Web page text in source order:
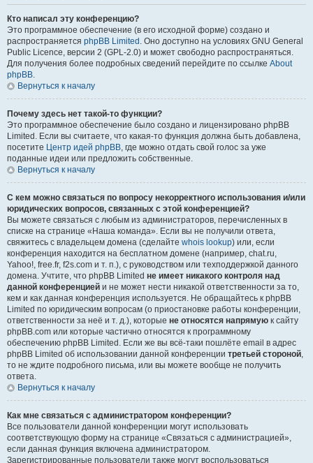
Кто написал эту конференцию?
Это программное обеспечение (в его исходной форме) создано и
распространяется phpBB Limited . Оно доступно на условиях GNU General
Public Licence, версии 2 (GPL-2.0) и может свободно распространяться.
Для получения более подробных сведений перейдите по ссылке About
phpBB.
Вернуться к началу
Почему здесь нет такой-то функции?
Это программное обеспечение было создано и лицензировано phpBB
Limited. Если вы считаете, что какая-то функция должна быть добавлена,
посетите Центр идей phpBB, где можно отдать свой голос за уже
поданные идеи или предложить собственные.
Вернуться к началу
С кем можно связаться по вопросу некорректного использования и/или
юридических вопросов, связанных с этой конференцией?
Вы можете связаться с любым из администраторов, перечисленных в
списке на странице «Наша команда». Если вы не получили ответа,
свяжитесь с владельцем домена (сделайте whois lookup) или, если
конференция находится на бесплатном домене (например, chat.ru,
Yahoo!, free.fr, f2s.com и т. п.), с руководством или техподдержкой данного
домена. Учтите, что phpBB Limited не имеет никакого контроля над
данной конференцией и не может нести никакой ответственности за то,
кем и как данная конференция используется. Не обращайтесь к phpBB
Limited по юридическим вопросам (о приостановке работы конференции,
ответственности за неё и т. д.), которые не относятся напрямую к сайту
phpBB.com или которые частично относятся к программному
обеспечению phpBB Limited. Если же вы всё-таки пошлёте email в адрес
phpBB Limited об использовании данной конференции третьей стороной,
то не ждите подробного письма, или вы можете вообще не получить
ответа.
Вернуться к началу
Как мне связаться с администратором конференции?
Все пользователи данной конференции могут использовать
соответствующую форму на странице «Связаться с администрацией»,
если данная функция включена администратором.
Зарегистрированные пользователи также могут воспользоваться